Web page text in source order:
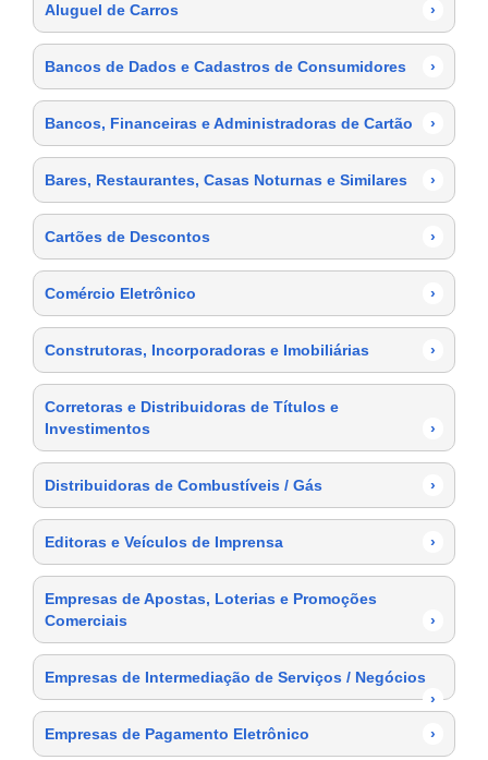
Aluguel de Carros ›
Bancos de Dados e Cadastros de Consumidores ›
Bancos, Financeiras e Administradoras de Cartão ›
Bares, Restaurantes, Casas Noturnas e Similares ›
Cartões de Descontos ›
Comércio Eletrônico ›
Construtoras, Incorporadoras e Imobiliárias ›
Corretoras e Distribuidoras de Títulos e
Investimentos
›
Distribuidoras de Combustíveis / Gás ›
Editoras e Veículos de Imprensa ›
Empresas de Apostas, Loterias e Promoções
Comerciais
›
Empresas de Intermediação de Serviços / Negócios
›
Empresas de Pagamento Eletrônico
›